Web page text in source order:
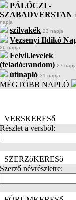
PÁLÓCZI -
SZABADVERSTAN
napja
szilvakék 23 napja
Vezsenyi Ildikó
26 napja
Felvil.levelek
(feladó:random) 27
útinapló 31 napja
MÉGTÖBB NAPLÓ
VERSKERESő
Részlet a versből:
SZERZőKERESő
Szerző névrészletre: